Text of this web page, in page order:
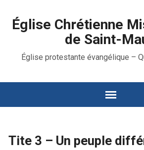
Église Chrétienne
de Saint-
Église protestante évangélique –
Tite 3 – Un peuple